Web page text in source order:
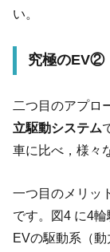
い。
究極のEV②
二つ目のアプロ
立駆動システム
車に比べ，様々
一つ目のメリッ
です。図4 に4
EVの駆動系（